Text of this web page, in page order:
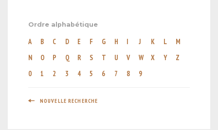
Ordre alphabétique
A B C D E F G H I J K L
M
N
O P Q R S T U V W X Y
Z
0
1 2 3 4 5 6 7 8 9
NOUVELLE RECHERCHE